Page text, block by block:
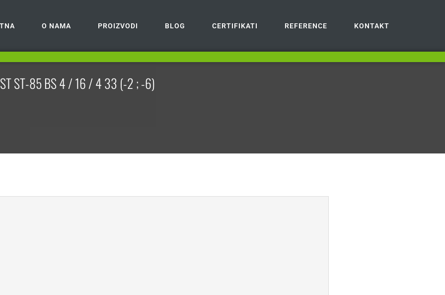
O NAMA PROIZVODI BLOG CERTIFIKATI REFERENCE KONTAKT
ST-85 BS 4 / 16 / 4 33 (-2 ; -6)